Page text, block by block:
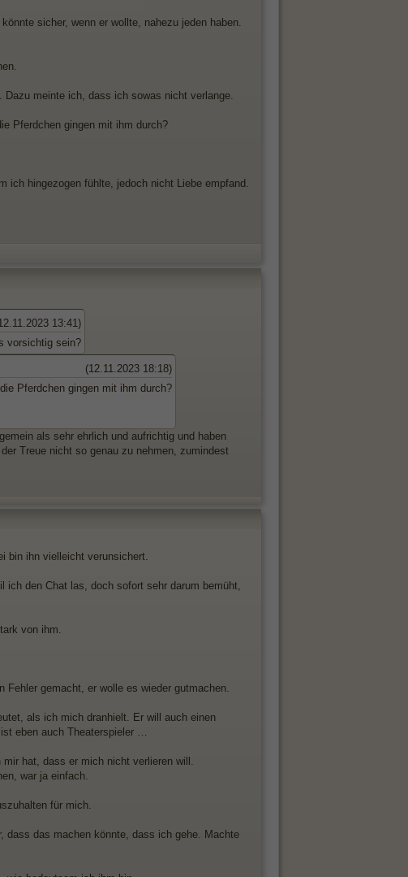
sicher, wenn er wollte, nahezu jeden haben.
meinte ich, dass ich sowas nicht verlange.
Pferdchen gingen mit ihm durch?
ich hingezogen fühlte, jedoch nicht Liebe empfand.
13:41)
vorsichtig sein?
(12.11.2023 18:18)
Pferdchen gingen mit ihm durch?
als sehr ehrlich und aufrichtig und haben
Treue nicht so genau zu nehmen, zumindest
bin ihn vielleicht verunsichert.
ich den Chat las, doch sofort sehr darum bemüht,
von ihm.
Fehler gemacht, er wolle es wieder gutmachen.
als ich mich dranhielt. Er will auch einen
eben auch Theaterspieler …
hat, dass er mich nicht verlieren will.
war ja einfach.
für mich.
dass das machen könnte, dass ich gehe. Machte